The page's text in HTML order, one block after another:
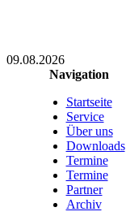
09.08.2026
Navigation
Startseite
Service
Über uns
Downloads
Termine
Termine
Partner
Archiv